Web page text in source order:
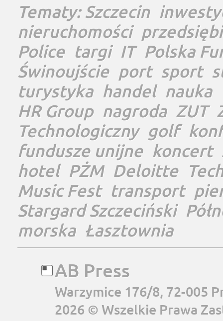
Tematy:Szczecin
nieruchomości
Police targi IT Polska
Świnoujście port sport
turystyka handel nauka
HR Group nagroda ZUT
Technologiczny golf
fundusze unijne koncert
hotel PŻM Deloitte
Music Fest transport
Stargard Szczeciński
morska Łasztownia
AB Press
Warzymice 176/8, 72-005
2026 © Wszelkie Prawa